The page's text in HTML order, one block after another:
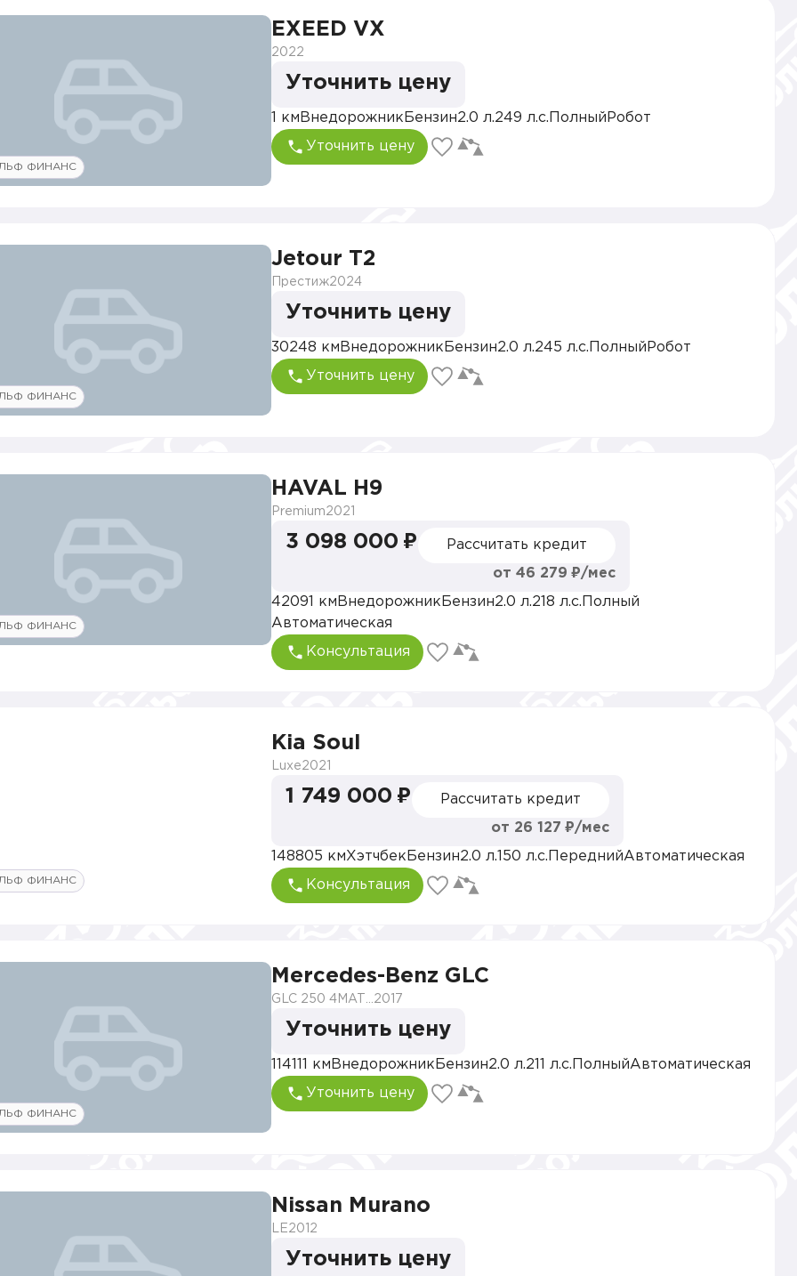
ФИНАНС
EXEED VX
2022
Уточнить цену
1 км Внедорожник Бензин2.0 л.249 л.с. Полный Робот
Уточнить цену
ФИНАНС
Jetour T2
Престиж2024
Уточнить цену
30248 км Внедорожник Бензин2.0 л.245 л.с. Полный Робот
Уточнить цену
ФИНАНС
HAVAL H9
Premium2021
3 098 000 ₽ Рассчитать кредит
от 46 279 ₽/мес
42091 км Внедорожник Бензин2.0 л.218 л.с. Полный
Автоматическая
Консультация
ФИНАНС
Kia Soul
Luxe2021
1 749 000 ₽ Рассчитать кредит
от 26 127 ₽/мес
148805 кмХэтчбек Бензин2.0 л. 150 л.с. ПереднийАвтоматическая
Консультация
ФИНАНС
Mercedes-Benz GLC
2017
Уточнить цену
114111 км Внедорожник Бензин2.0 л.211 л.с. ПолныйАвтоматическая
Уточнить цену
Nissan Murano
LE2012
Уточнить цену